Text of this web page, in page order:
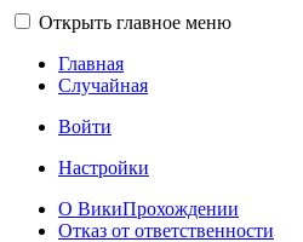
Открыть главное меню
Главная
Случайная
Войти
Настройки
О ВикиПрохождении
Отказ от ответственности